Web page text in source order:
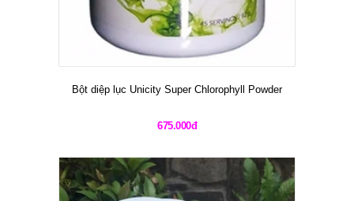
Bột diệp lục Unicity Super Chlorophyll Powder
675.000đ